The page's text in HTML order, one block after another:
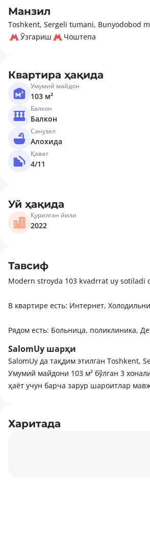
Манзил
Toshkent, Sergeli tumani, Bunyodobod
Ўзгариш
Чоштепа
Квартира ҳақида
Умумий майдон
103 м²
Балкон
Балкон
Санузел
Алохида
Қават
4/11
Уй ҳақида
Қурилган йили
2022
Тавсиф
Modern stroyda 103 kvadrrat uy
В квартире есть: Интернет,
Рядом есть: Больница, поликлиника,
SalomUy шарҳи
SalomUy да тақдим этилган Toshkent,
Умумий майдони 103 м² бўлган 3
ҳаёт учун барча зарур шароитлар
Харитада